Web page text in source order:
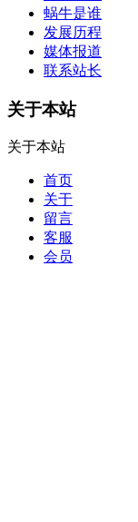
蜗牛是谁
发展历程
媒体报道
联系站长
关于本站
关于本站
首页
关于
留言
客服
会员